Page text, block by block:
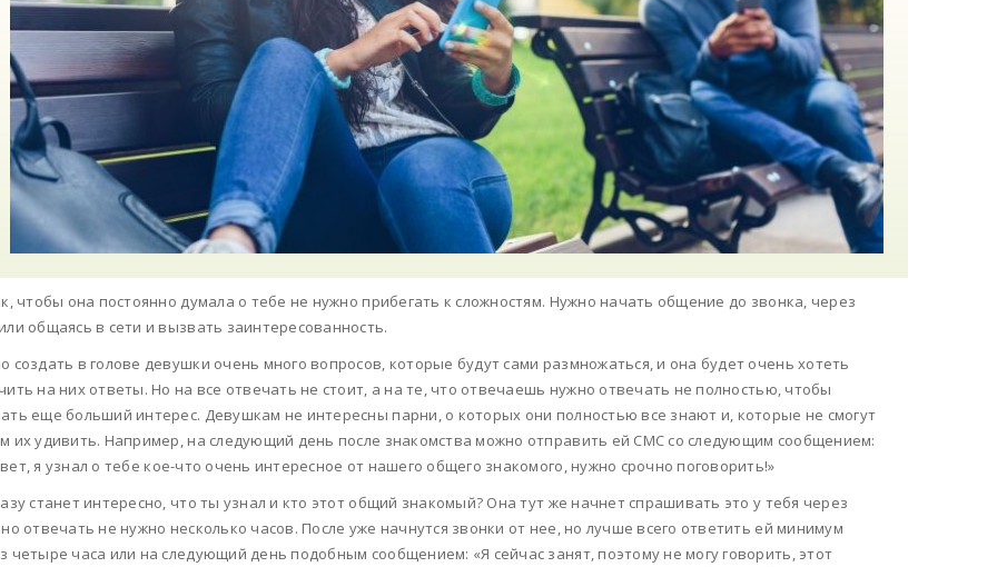
чтобы она постоянно думала о тебе не нужно прибегать к сложностям. Нужно начать общение до звонка, через
общаясь в сети и вызвать заинтересованность.
создать в голове девушки очень много вопросов, которые будут сами размножаться, и она будет очень хотеть
на них ответы. Но на все отвечать не стоит, а на те, что отвечаешь нужно отвечать не полностью, чтобы
еще больший интерес. Девушкам не интересны парни, о которых они полностью все знают и, которые не смогут
их удивить. Например, на следующий день после знакомства можно отправить ей СМС со следующим сообщением:
я узнал о тебе кое-что очень интересное от нашего общего знакомого, нужно срочно поговорить!»
станет интересно, что ты узнал и кто этот общий знакомый? Она тут же начнет спрашивать это у тебя через
отвечать не нужно несколько часов. После уже начнутся звонки от нее, но лучше всего ответить ей минимум
четыре часа или на следующий день подобным сообщением: «Я сейчас занят, поэтому не могу говорить, этот